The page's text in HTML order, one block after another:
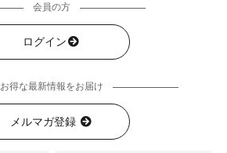
会員の方
ログイン
お得な最新情報をお届け
メルマガ登録